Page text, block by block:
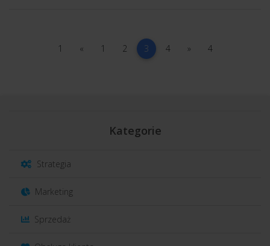
1 «poprzednia
1 22 3(current)
44 »następna
44
Kategorie
Strategia
Marketing
Sprzedaż